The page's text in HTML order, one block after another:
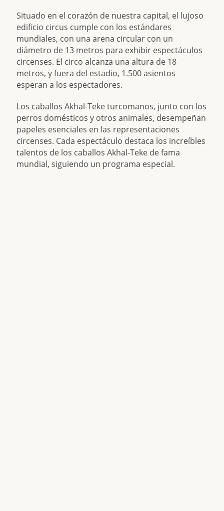
Situado en el corazón de nuestra capital, el lujoso
edificio circus cumple con los estándares
mundiales, con una arena circular con un
diámetro de 13 metros para exhibir espectáculos
circenses. El circo alcanza una altura de 18
metros, y fuera del estadio, 1.500 asientos
esperan a los espectadores.
Los caballos Akhal-Teke turcomanos, junto con los
perros domésticos y otros animales, desempeñan
papeles esenciales en las representaciones
circenses. Cada espectáculo destaca los increíbles
talentos de los caballos Akhal-Teke de fama
mundial, siguiendo un programa especial.